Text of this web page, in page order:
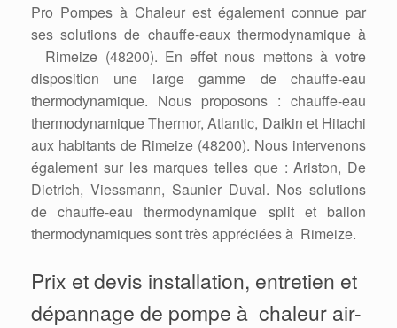
Pro Pompes à Chaleur est également connue par
ses solutions de chauffe-eaux thermodynamique à
Rimeize (48200). En effet nous mettons à votre
disposition une large gamme de chauffe-eau
thermodynamique. Nous proposons : chauffe-eau
thermodynamique Thermor, Atlantic, Daikin et Hitachi
aux habitants de Rimeize (48200). Nous intervenons
également sur les marques telles que : Ariston, De
Dietrich, Viessmann, Saunier Duval. Nos solutions
de chauffe-eau thermodynamique split et ballon
thermodynamiques sont très appréciées à Rimeize.
Prix et devis installation, entretien et
dépannage de pompe à chaleur air-